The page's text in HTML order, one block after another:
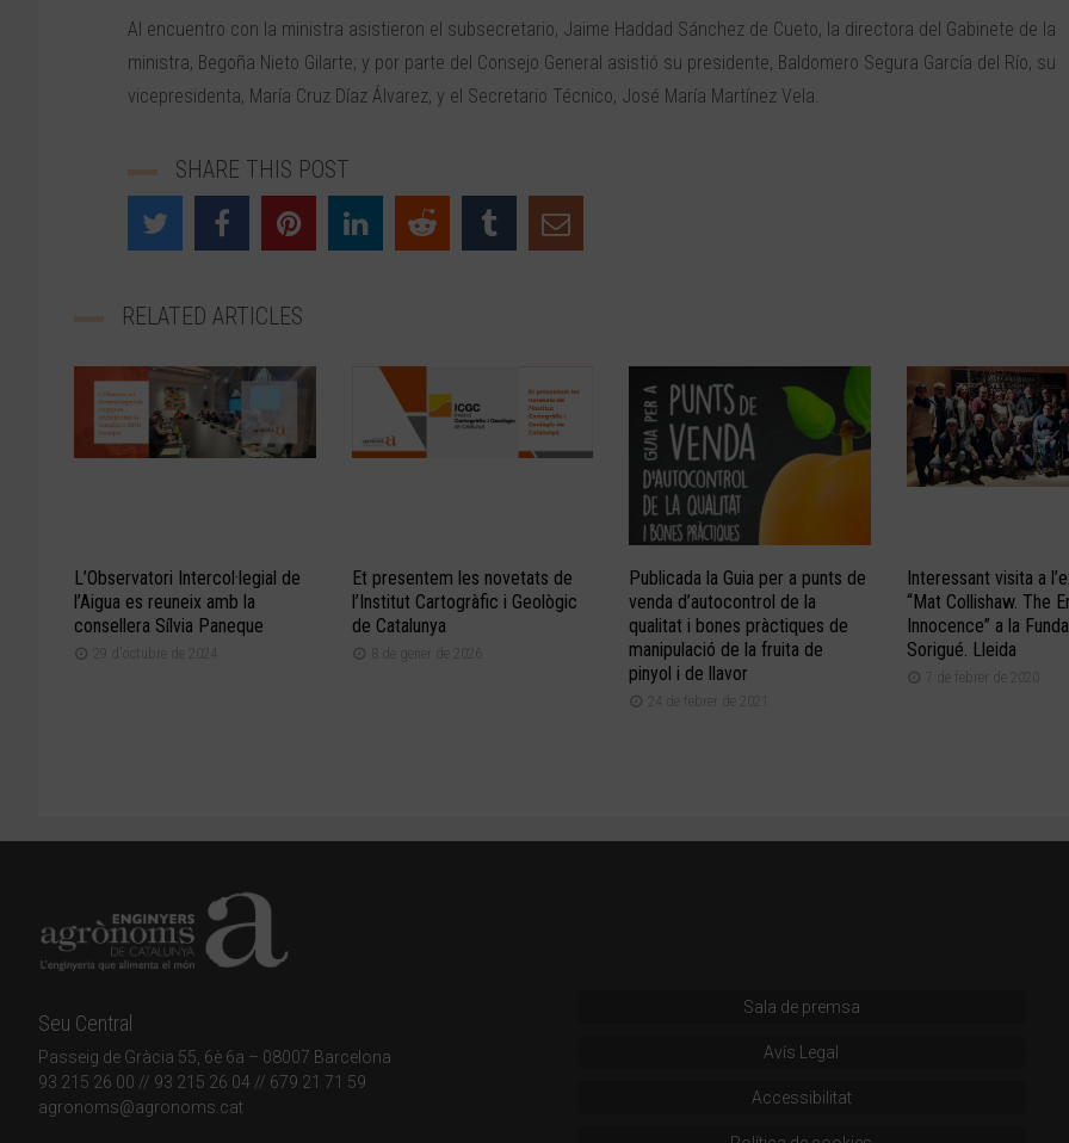
Al encuentro con la ministra asistieron el subsecretario, Jaime Haddad Sánchez de Cueto, la directora del Gabinete de la
ministra, Begoña Nieto Gilarte; y por parte del Consejo General asistió su presidente, Baldomero Segura García del Río, su
vicepresidenta, María Cruz Díaz Álvarez, y el Secretario Técnico, José María Martínez Vela.
SHARE THIS POST
RELATED ARTICLES
L’Observatori Intercol·legial de
l’Aigua es reuneix amb la
consellera Sílvia Paneque
29 d'octubre de 2024
Et presentem les novetats de
l’Institut Cartogràfic i Geològic
de Catalunya
8 de gener de 2026
Publicada la Guia per a punts de
venda d’autocontrol de la
qualitat i bones pràctiques de
manipulació de la fruita de
pinyol i de llavor
24 de febrer de 2021
Interessant visita a
“Mat Collishaw. The
Innocence” a la
Sorigué. Lleida
7 de febrer de 2020
Seu Central
Passeig de Gràcia 55, 6è 6a – 08007 Barcelona
93 215 26 00 // 93 215 26 04 // 679 21 71 59
agronoms@agronoms.cat
Sala de premsa
Avís Legal
Accessibilitat